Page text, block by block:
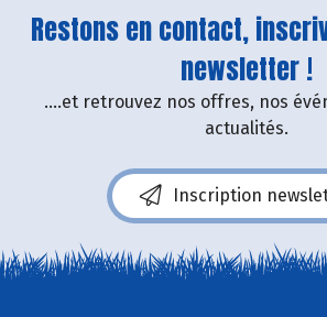
Restons en contact,
newsletter !
....et retrouvez nos offres, nos
actualités.
Inscription